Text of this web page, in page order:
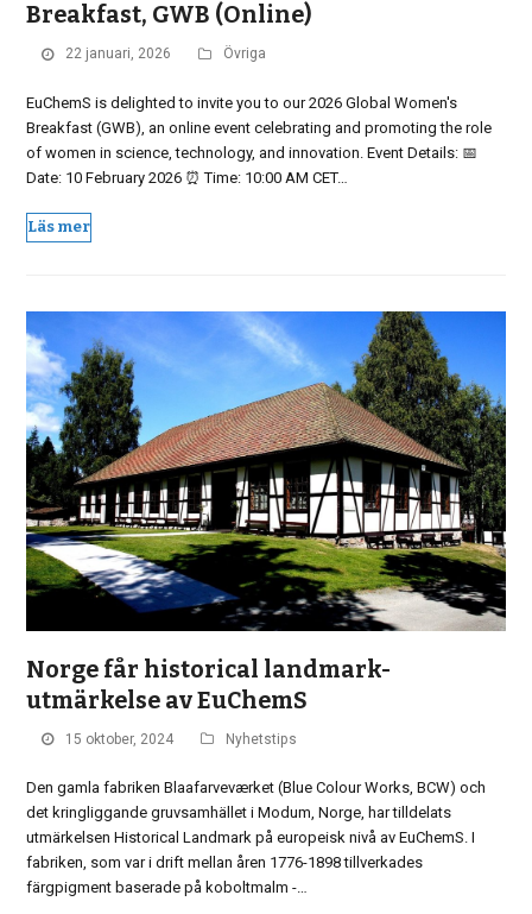
Breakfast, GWB (Online)
22 januari, 2026 Övriga
EuChemS is delighted to invite you to our 2026 Global Women's
Breakfast (GWB), an online event celebrating and promoting the role
of women in science, technology, and innovation. Event Details: 📅
Date: 10 February 2026 ⏰ Time: 10:00 AM CET…
Läs mer
Norge får historical landmark-
utmärkelse av EuChemS
15 oktober, 2024 Nyhetstips
Den gamla fabriken Blaafarveværket (Blue Colour Works, BCW) och
det kringliggande gruvsamhället i Modum, Norge, har tilldelats
utmärkelsen Historical Landmark på europeisk nivå av EuChemS. I
fabriken, som var i drift mellan åren 1776-1898 tillverkades
färgpigment baserade på koboltmalm -…